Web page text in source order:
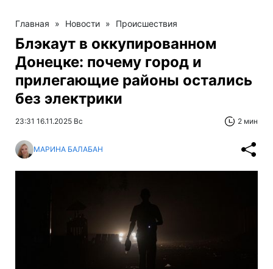
Главная » Новости » Происшествия
Блэкаут в оккупированном
Донецке: почему город и
прилегающие районы остались
без электрики
23:31 16.11.2025 Вс 2 мин
МАРИНА БАЛАБАН